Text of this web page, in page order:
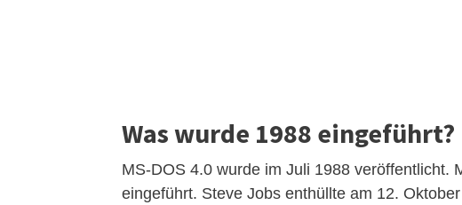
Was wurde 1988 eingeführt?
MS-DOS 4.0 wurde im Juli 1988 veröffentlicht.
eingeführt. Steve Jobs enthüllte am 12.